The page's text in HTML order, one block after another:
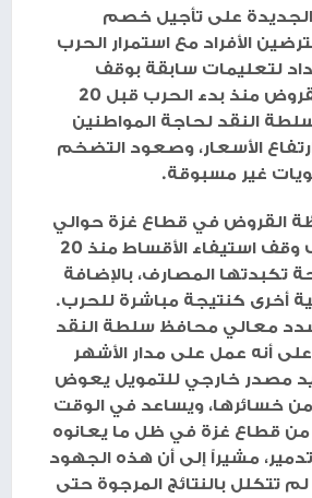
على تأجيل خصم
الأفراد مع استمرار الحرب
لتعليمات سابقة بوقف
استيفاء أقساط القروض منذ بدء الحرب قبل 20
النقد لحاجة المواطنين
الأسعار، وصعود التضخم
غير مسبوقة.
القروض في قطاع غزة حوالي
مليار دولار، وتسبب وقف استيفاء الأقساط منذ 20
تكبدتها المصارف، بالإضافة
أخرى كنتيجة مباشرة للحرب.
معالي محافظ سلطة النقد
أنه عمل على مدار الأشهر
مصدر خارجي للتمويل يعوض
خسائرها، ويساعد في الوقت
قطاع غزة في ظل ما يعانوه
مشيراً إلى أن هذه الجهود
تتكلل بالنتائج المرجوة حتى